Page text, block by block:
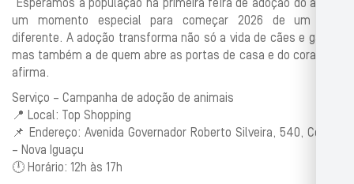
“Esperamos a população na primeira feira de adoção do ano. É
um momento especial para começar 2026 de um jeito
diferente. A adoção transforma não só a vida de cães e gatos,
mas também a de quem abre as portas de casa e do coração”,
afirma.
Serviço – Campanha de adoção de animais
📍 Local: Top Shopping
📌 Endereço: Avenida Governador Roberto Silveira, 540, Centro
– Nova Iguaçu
🕛 Horário: 12h às 17h